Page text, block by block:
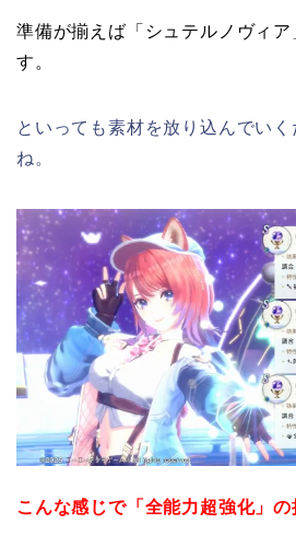
準備が揃えば「シュテルノヴィア
す。
といっても素材を放り込んでい
ね。
こんな感じで「全能力超強化」の